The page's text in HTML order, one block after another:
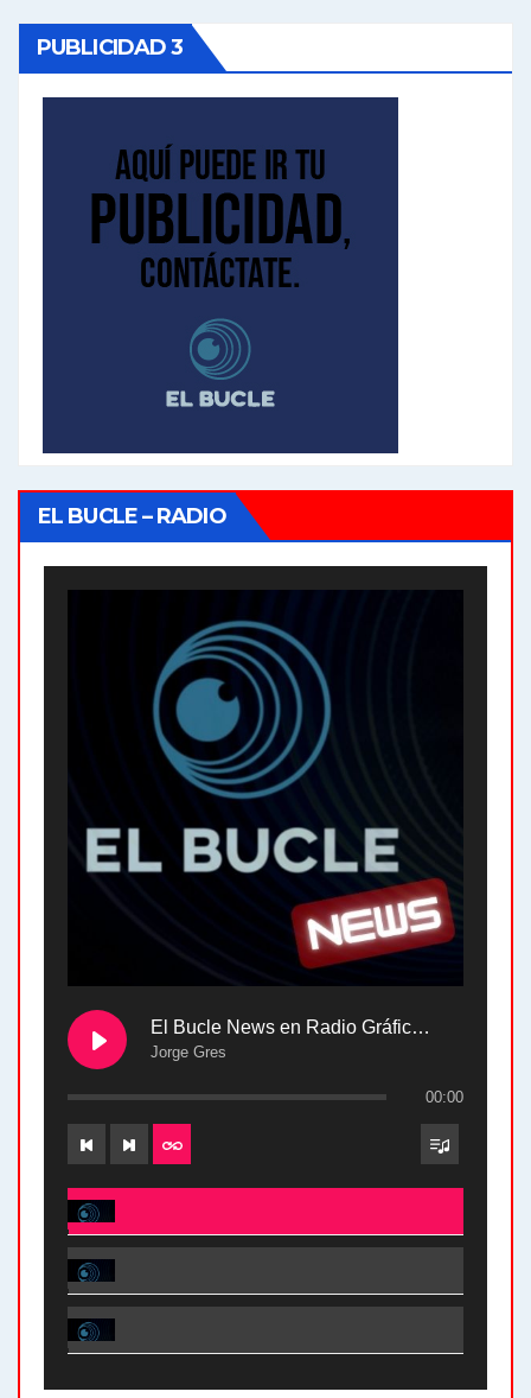
PUBLICIDAD 3
EL BUCLE – RADIO
El Bucle News en Radio Gráfica. Bloque 2 . 28.04.24
Jorge Gres
00:00
El Bucle News en Radio Gráfica. Bloque 2 . 28.04.24 - Jorge Gres
El Bucle News en Radio Gráfica. Bloque 1 . 28.04.24 - Jorge Gres
El Bucle News en Radio Gráfica. Bloque 2 . 21.04.24 - Jorge Gres